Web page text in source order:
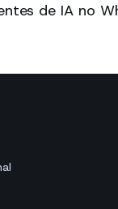
de IA no